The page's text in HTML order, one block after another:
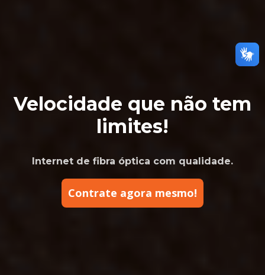
Velocidade que não tem
limites!
Internet de fibra óptica com qualidade.
Contrate agora mesmo!